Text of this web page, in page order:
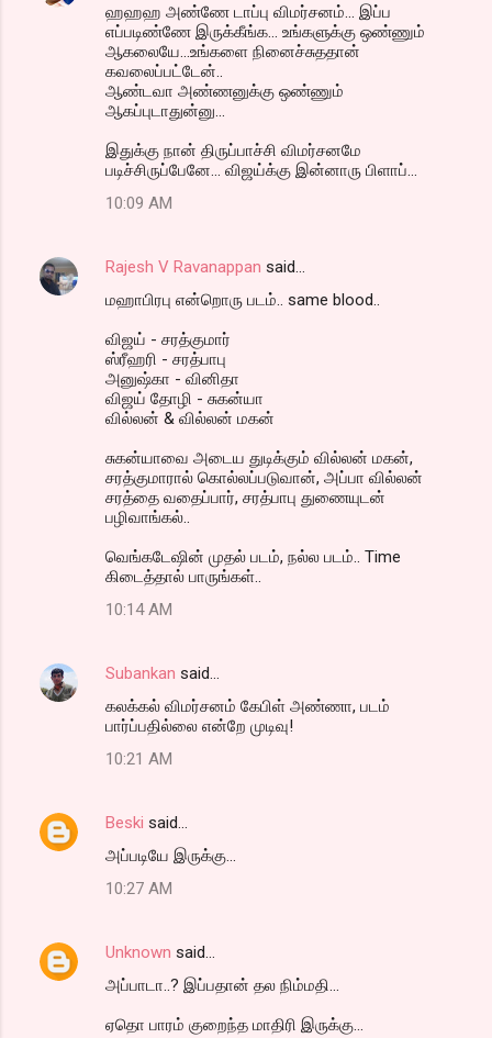
ஹஹஹ அண்ணே டாப்பு விமர்சனம்... இப்ப
எப்படிண்ணே இருக்கீங்க... உங்களுக்கு ஒண்ணும்
ஆகலையே...உங்களை நினைச்சுததான்
கவலைப்பட்டேன்..
ஆண்டவா அண்ணனுக்கு ஒண்ணும்
ஆகப்புடாதுன்னு...
இதுக்கு நான் திருப்பாச்சி விமர்சனமே
படிச்சிருப்பேனே... விஜய்க்கு இன்னாரு பிளாப்...
10:09 AM
Rajesh V Ravanappan said…
மஹாபிரபு என்றொரு படம்.. same blood..
விஜய் - சரத்குமார்
ஸ்ரீஹரி - சரத்பாபு
அனுஷ்கா - வினிதா
விஜய் தோழி - சுகன்யா
வில்லன் & வில்லன் மகன்
சுகன்யாவை அடைய துடிக்கும் வில்லன் மகன்,
சரத்குமாரால் கொல்லப்படுவான், அப்பா வில்லன்
சரத்தை வதைப்பார், சரத்பாபு துணையுடன்
பழிவாங்கல்..
வெங்கடேஷின் முதல் படம், நல்ல படம்.. Time
கிடைத்தால் பாருங்கள்..
10:14 AM
Subankan said…
கலக்கல் விமர்சனம் கேபிள் அண்ணா, படம்
பார்ப்பதில்லை என்றே முடிவு!
10:21 AM
Beski said…
அப்படியே இருக்கு...
10:27 AM
Unknown said…
அப்பாடா..? இப்பதான் தல நிம்மதி...
ஏதொ பாரம் குறைந்த மாதிரி இருக்கு...